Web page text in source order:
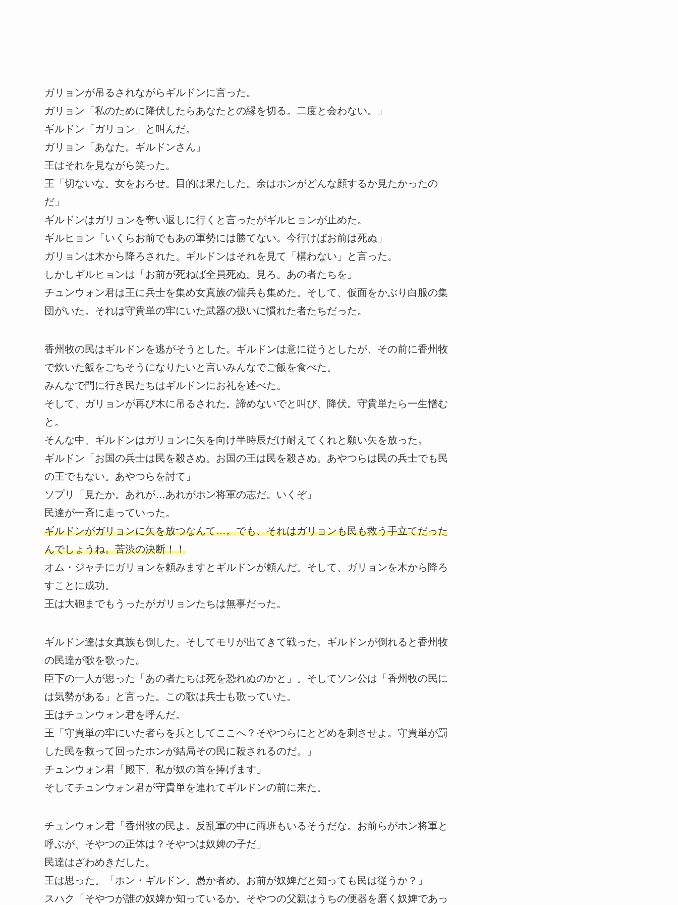
ガリョンが吊るされながらギルドンに言った。
ガリョン「私のために降伏したらあなたとの縁を切る。二度と会わない。」
ギルドン「ガリョン」と叫んだ。
ガリョン「あなた。ギルドンさん」
王はそれを見ながら笑った。
王「切ないな。女をおろせ。目的は果たした。余はホンがどんな顔するか見たかったの
だ」
ギルドンはガリョンを奪い返しに行くと言ったがギルヒョンが止めた。
ギルヒョン「いくらお前でもあの軍勢には勝てない。今行けばお前は死ぬ」
ガリョンは木から降ろされた。ギルドンはそれを見て「構わない」と言った。
しかしギルヒョンは「お前が死ねば全員死ぬ。見ろ。あの者たちを」
チュンウォン君は王に兵士を集め女真族の傭兵も集めた。そして、仮面をかぶり白服の集
団がいた。それは守貴単の牢にいた武器の扱いに慣れた者たちだった。
香州牧の民はギルドンを逃がそうとした。ギルドンは意に従うとしたが、その前に香州牧
で炊いた飯をごちそうになりたいと言いみんなでご飯を食べた。
みんなで門に行き民たちはギルドンにお礼を述べた。
そして、ガリョンが再び木に吊るされた。諦めないでと叫び、降伏。守貴単たら一生憎む
と。
そんな中、ギルドンはガリョンに矢を向け半時辰だけ耐えてくれと願い矢を放った。
ギルドン「お国の兵士は民を殺さぬ。お国の王は民を殺さぬ。あやつらは民の兵士でも民
の王でもない。あやつらを討て」
ソプリ「見たか。あれが…あれがホン将軍の志だ。いくぞ」
民達が一斉に走っていった。
ギルドンがガリョンに矢を放つなんて…。でも、それはガリョンも民も救う手立てだった
んでしょうね。苦渋の決断！！
オム・ジャチにガリョンを頼みますとギルドンが頼んだ。そして、ガリョンを木から降ろ
すことに成功。
王は大砲までもうったがガリョンたちは無事だった。
ギルドン達は女真族も倒した。そしてモリが出てきて戦った。ギルドンが倒れると香州牧
の民達が歌を歌った。
臣下の一人が思った「あの者たちは死を恐れぬのかと」。そしてソン公は「香州牧の民に
は気勢がある」と言った。この歌は兵士も歌っていた。
王はチュンウォン君を呼んだ。
王「守貴単の牢にいた者らを兵としてここへ？そやつらにとどめを刺させよ。守貴単が罰
した民を救って回ったホンが結局その民に殺されるのだ。」
チュンウォン君「殿下、私が奴の首を捧げます」
そしてチュンウォン君が守貴単を連れてギルドンの前に来た。
チュンウォン君「香州牧の民よ。反乱軍の中に両班もいるそうだな。お前らがホン将軍と
呼ぶが、そやつの正体は？そやつは奴婢の子だ」
民達はざわめきだした。
王は思った。「ホン・ギルドン。愚か者め。お前が奴婢だと知っても民は従うか？」
スハク「そやつが誰の奴婢か知っているか。そやつの父親はうちの便器を磨く奴婢であっ